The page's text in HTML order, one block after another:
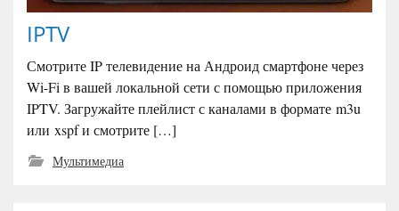
IPTV
Смотрите IP телевидение на Андроид смартфоне через
Wi-Fi в вашей локальной сети с помощью приложения
IPTV. Загружайте плейлист с каналами в формате m3u
или xspf и смотрите […]
Мультимедиа